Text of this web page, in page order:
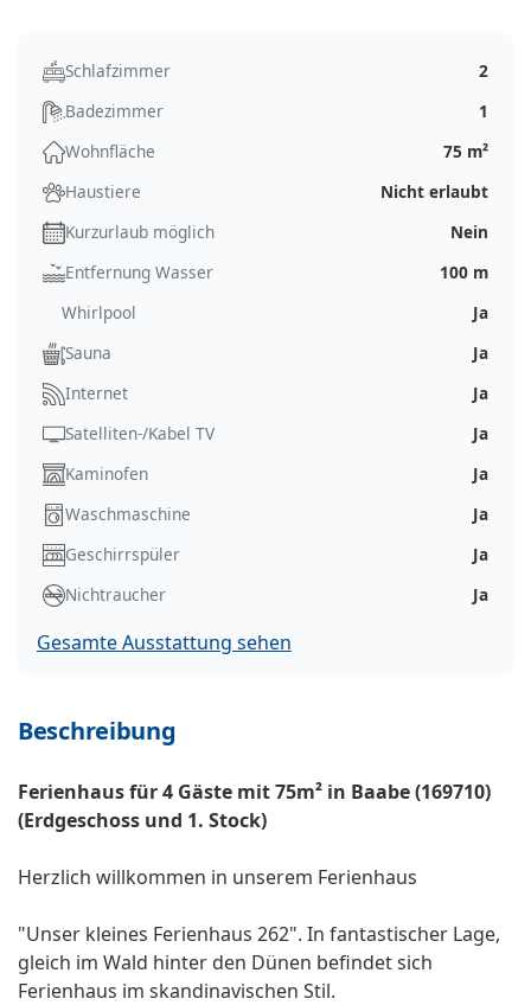
Schlafzimmer
2
Badezimmer
1
Wohnfläche
75 m²
Haustiere
Nicht erlaubt
Kurzurlaub möglich
Nein
Entfernung Wasser
100 m
Whirlpool
Ja
Sauna
Ja
Internet
Ja
Satelliten-/Kabel TV
Ja
Kaminofen
Ja
Waschmaschine
Ja
Geschirrspüler
Ja
Nichtraucher
Ja
Gesamte Ausstattung sehen
Beschreibung
Ferienhaus für 4 Gäste mit 75m² in Baabe (169710)
(Erdgeschoss und 1. Stock)
Herzlich willkommen in unserem Ferienhaus
"Unser kleines Ferienhaus 262". In fantastischer Lage,
gleich im Wald hinter den Dünen befindet sich
Ferienhaus im skandinavischen Stil.